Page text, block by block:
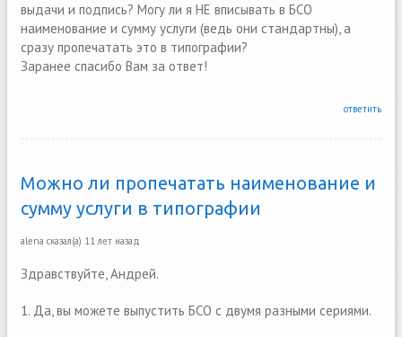
выдачи и подпись? Могу ли я НЕ вписывать в БСО
наименование и сумму услуги (ведь они стандартны), а
сразу пропечатать это в типографии?
Заранее спасибо Вам за ответ!
ответить
Можно ли пропечатать наименование и
сумму услуги в типографии
alena сказал(а) 11 лет назад
Здравствуйте, Андрей.
1. Да, вы можете выпустить БСО с двумя разными сериями.